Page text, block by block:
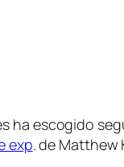
ha es­co­gi­do
exp. de Matthew